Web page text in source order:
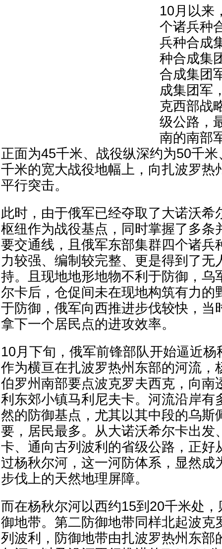
10月以来
个诸兵种
兵种合成
种合成集
合成集团
成集团军
克西部战
级公路，
南的南部
正面为45千米、战役纵深约为50千
千米的宽大战役地幅上，向扎波罗热
平行突击。
此时，由于俄军已经夺取了大诺沃希
枢纽作为战役基点，同时掌握了多条
要交通线，且俄军东部集群四个诸兵
力较强、编制较完整、更是得到了无
持。且现地地形地物不利于防御，乌
尔卡后，仓促间未在现地构筑有力的
于防御，俄军向西推进步伐较快，当
拿下一个居民点的进攻效率。
10月下旬，俄军前锋部队开始逼近
作为横亘在扎波罗热州东部的河流，
伯罗州南部要点波克罗夫西克，向南
利东郊小镇马利尼夫卡。河流沿岸有
然的防御基点，尤其以其中段的乌斯
要，居民最多。从大诺沃希尔卡出发
卡、通向古列波利的省级公路，正好
过杨秋尔河，这一河防体系，显然成
步伐上的天然地理屏障。
而在杨秋尔河以西约15到20千米处
御地带。第二防御地带同样北起波克
列波利，防御地带由扎波罗热州东部